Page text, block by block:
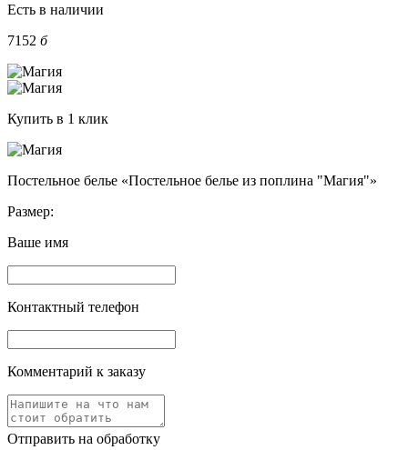
Есть в наличии
7152 б
Купить в 1 клик
Постельное белье «Постельное белье из поплина "Магия"»
Размер:
Ваше имя
Контактный телефон
Комментарий к заказу
Отправить на обработку